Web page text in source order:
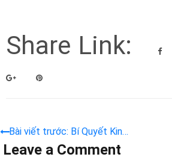
Share Link:
Bài viết trước: Bí Quyết Kinh
Doanh Máy Gắp Thú “Bội
Leave a Comment